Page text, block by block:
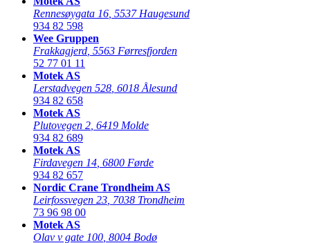
Rennesøygata 16 5537 Haugesund
934 82 598
Wee Gruppen
Frakkagjerd 5563 Førresfjorden
52 77 01 11
Motek AS
Lerstadvegen 528 6018 Ålesund
934 82 658
Motek AS
Plutovegen 2 6419 Molde
934 82 689
Motek AS
Firdavegen 14 6800 Førde
934 82 657
Nordic Crane Trondheim AS
Leirfossvegen 23 7038 Trondheim
73 96 98 00
Motek AS
Olav v gate 100 8004 Bodø